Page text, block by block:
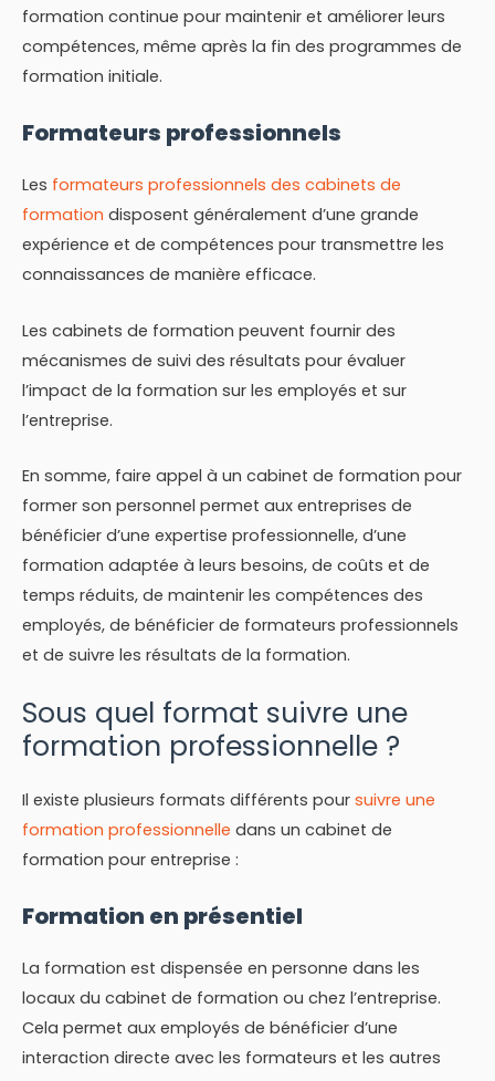
formation continue pour maintenir et améliorer leurs
compétences, même après la fin des programmes de
formation initiale.
Formateurs professionnels
Les formateurs professionnels des cabinets de
formation disposent généralement d’une grande
expérience et de compétences pour transmettre les
connaissances de manière efficace.
Les cabinets de formation peuvent fournir des
mécanismes de suivi des résultats pour évaluer
l’impact de la formation sur les employés et sur
l’entreprise.
En somme, faire appel à un cabinet de formation pour
former son personnel permet aux entreprises de
bénéficier d’une expertise professionnelle, d’une
formation adaptée à leurs besoins, de coûts et de
temps réduits, de maintenir les compétences des
employés, de bénéficier de formateurs professionnels
et de suivre les résultats de la formation.
Sous quel format suivre une
formation professionnelle ?
Il existe plusieurs formats différents pour suivre une
formation professionnelle dans un cabinet de
formation pour entreprise :
Formation en présentiel
La formation est dispensée en personne dans les
locaux du cabinet de formation ou chez l’entreprise.
Cela permet aux employés de bénéficier d’une
interaction directe avec les formateurs et les autres